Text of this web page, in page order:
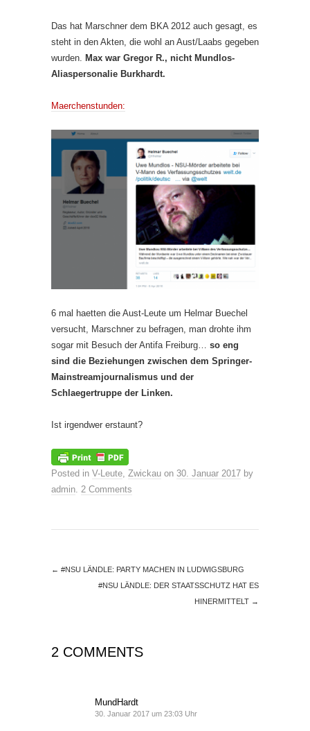
Das hat Marschner dem BKA 2012 auch gesagt, es
steht in den Akten, die wohl an Aust/Laabs gegeben
wurden. Max war Gregor R., nicht Mundlos-
Aliaspersonalie Burkhardt.
Maerchenstunden:
6 mal haetten die Aust-Leute um Helmar Buechel
versucht, Marschner zu befragen, man drohte ihm
sogar mit Besuch der Antifa Freiburg… so eng
sind die Beziehungen zwischen dem Springer-
Mainstreamjournalismus und der
Schlaegertruppe der Linken.
Ist irgendwer erstaunt?
Posted in V-Leute, Zwickau on 30. Januar 2017 by
admin. 2 Comments
← #NSU LÄNDLE: PARTY MACHEN IN LUDWIGSBURG
#NSU LÄNDLE: DER STAATSSCHUTZ HAT ES
HINERMITTELT →
2 COMMENTS
MundHardt
30. Januar 2017 um 23:03 Uhr